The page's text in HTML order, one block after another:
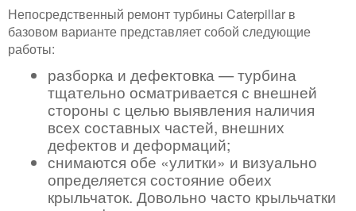
Непосредственный ремонт турбины Caterpillar в
базовом варианте представляет собой следующие
работы:
разборка и дефектовка — турбина
тщательно осматривается с внешней
стороны с целью выявления наличия
всех составных частей, внешних
дефектов и деформаций;
снимаются обе «улитки» и визуально
определяется состояние обеих
крыльчаток. Довольно часто крыльчатки